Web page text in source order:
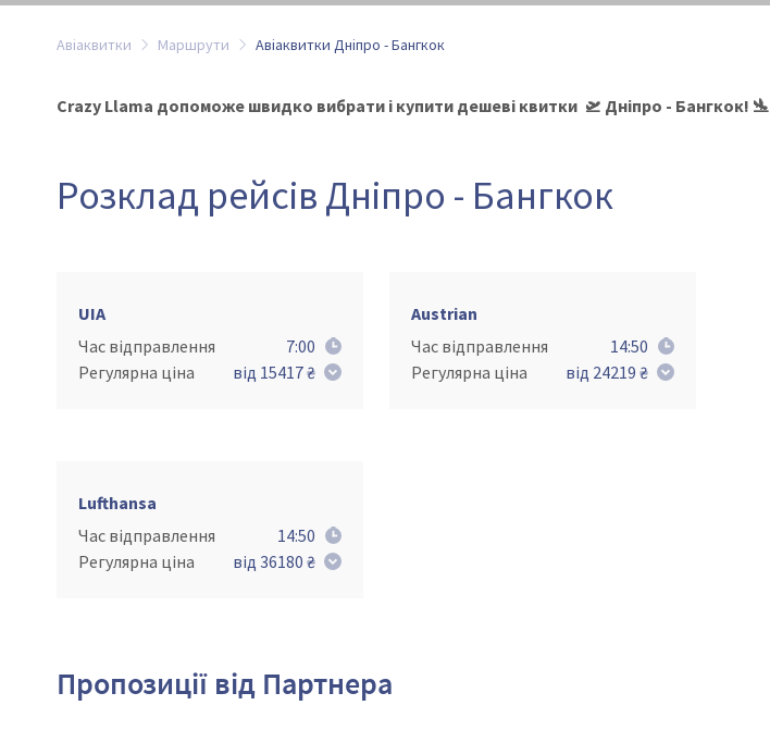
Авіаквитки Маршрути Авіаквитки Дніпро - Бангкок
Crazy Llama допоможе швидко вибрати і купити дешеві квитки 🛫 Дніпро - Бангкок! 🛬
Розклад рейсів Дніпро - Бангкок
UIA
Час відправлення
7:00
Регулярна ціна
від 15417 ₴
Austrian
Час відправлення
14:50
Регулярна ціна
від 24219 ₴
Lufthansa
Час відправлення
14:50
Регулярна ціна
від 36180 ₴
Пропозиції від Партнера